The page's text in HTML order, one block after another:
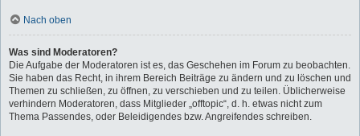
Nach oben
Was sind Moderatoren?
Die Aufgabe der Moderatoren ist es, das Geschehen im Forum zu beobachten.
Sie haben das Recht, in ihrem Bereich Beiträge zu ändern und zu löschen und
Themen zu schließen, zu öffnen, zu verschieben und zu teilen. Üblicherweise
verhindern Moderatoren, dass Mitglieder „offtopic“, d. h. etwas nicht zum
Thema Passendes, oder Beleidigendes bzw. Angreifendes schreiben.